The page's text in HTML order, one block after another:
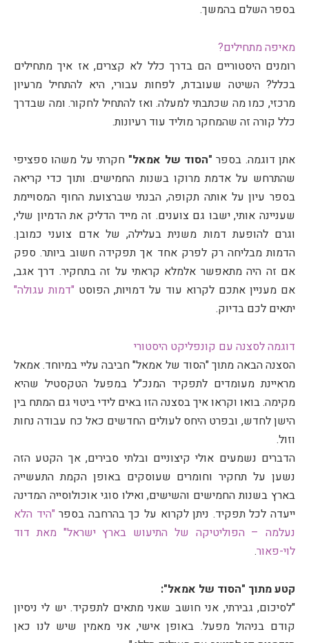
בספר השלם בהמשך.
מאיפה מתחילים?
רומנים היסטוריים הם בדרך כלל לא קצרים, אז איך מתחילים
בכלל? השיטה שעובדת, לפחות עבורי, היא להתחיל מרעיון
מרכזי, כמו מה שכתבתי למעלה. ואז להתחיל לחקור. ומה שבדרך
כלל קורה זה שהמחקר מוליד עוד רעיונות.
אתן דוגמה. בספר "הסוד של אמאל" חקרתי על משהו ספציפי
שהתרחש על אדמת מרוקו בשנות החמישים. ותוך כדי קריאה
בספר עיון על אותה תקופה, הבנתי שברצועת החוף המסויימת
שעניינה אותי, ישבו גם צוענים. זה מייד הדליק את הדמיון שלי,
וגרם להופעת דמות משנית בעלילה, של אדם צועני כמובן.
הדמות מבליחה רק לפרק אחד אך תפקידה חשוב ביותר. ספק
אם זה היה מתאפשר אלמלא קראתי על זה בתחקיר. דרך אגב,
אם מעניין אתכם לקרוא עוד על דמויות, הפוסט "דמות עגולה"
יתאים לכם בדיוק.
דוגמה לסצנה עם קונפליקט היסטורי
הסצנה הבאה מתוך "הסוד של אמאל" חביבה עליי במיוחד. אמאל
מראיינת מעומדים לתפקיד המנכ"ל במפעל הטקסטיל שהיא
מקימה. בואו וקראו איך בסצנה הזו באים לידי ביטוי גם המתח בין
הישן לחדש, ובפרט היחס לעולים החדשים כאל כח עבודה נחות
וזול.
הדברים נשמעים אולי קיצוניים ובלתי סבירים, אך הקטע הזה
נשען על תחקיר וחומרים שעוסקים באופן הקמת התעשייה
בארץ בשנות החמישים והשישים, ואילו סוגי אוכולוסייה המדינה
ייעדה לכל תפקיד. ניתן לקרוא על כך בהרחבה בספר"היד הלא
נעלמה – הפוליטיקה של התיעוש בארץ ישראל" מאת דוד
לוי-פאור.
קטע מתוך "הסוד של אמאל":
"לסיכום, גבירתי, אני חושב שאני מתאים לתפקיד. יש לי ניסיון
קודם בניהול מפעל. באופן אישי, אני מאמין שיש לנו כאן